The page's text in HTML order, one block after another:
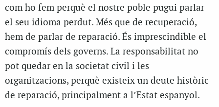
com ho fem perquè el nostre poble pugui parlar
el seu idioma perdut. Més que de recuperació,
hem de parlar de reparació. És imprescindible el
compromís dels governs. La responsabilitat no
pot quedar en la societat civil i les
organitzacions, perquè existeix un deute històric
de reparació, principalment a l’Estat espanyol.